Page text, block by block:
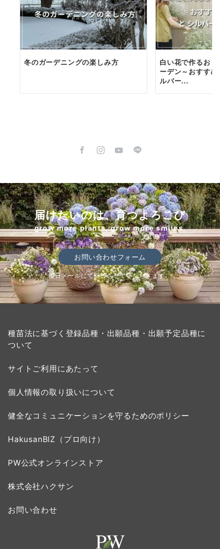
冬のガーデニングの楽しみ方
白い花で作るお
ーデン～おすす
ルバー...
届けたいのは、育つよろこび
grow more plants, grow more smiles.
お問い合わせフォーム
後日メールにて回答させていただきます。
種苗法に基づく登録品種・出願品種・出願予定品種に
ついて
サイトご利用にあたって
個人情報の取り扱いについて
健全なコミュニケーションを守るためのポリシー
HakusanBIZ（プロ向け）
PW公式オンラインストア
株式会社ハクサン
お問い合わせ